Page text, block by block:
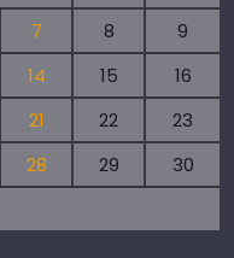
7 8
9
14 15
16
21 22
23
28 29
30